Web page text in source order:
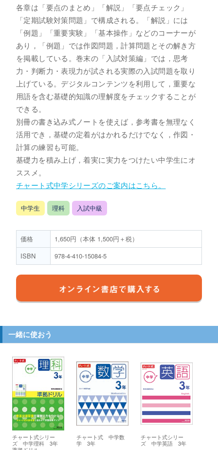
各章は「要点のまとめ」「解説」「要点チェック」
「定期試験対策問題」で構成される。「解説」には
「例題」「重要実験」「基本操作」などのコーナーが
あり，「例題」では作図問題，計算問題とその解き方
を掲載している。巻末の「入試対策編」では，思考
力・判断力・表現力が試される実際の入試問題を取り
上げている。デジタルコンテンツを利用して，重要な
用語を含む基礎的知識の理解度をチェックすることが
できる。
別冊の書き込み式ノートを使えば，参考書を無理なく
活用でき，基礎の定着がはかれるだけでなく，作図・
計算の練習も可能。
基礎力を積み上げ，着実に実力をつけたい中学生にオ
ススメ。
チャート式中学シリーズのご案内はこちら。
中学生 理科 入試中級
価格
1,650円（本体 1,500円＋税）
ISBN
978-4-410-15084-5
一緒に使おう
チャート式シリー
ズ 中学理科 3年
チャート式 中学数
学 3年
チャート式シリー
ズ 中学英語 3年